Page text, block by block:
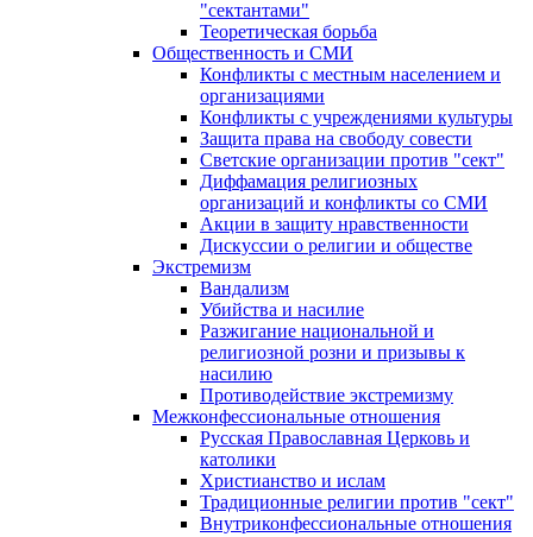
"сектантами"
Теоретическая борьба
Общественность и СМИ
Конфликты с местным населением и
организациями
Конфликты с учреждениями культуры
Защита права на свободу совести
Светские организации против "сект"
Диффамация религиозных
организаций и конфликты со СМИ
Акции в защиту нравственности
Дискуссии о религии и обществе
Экстремизм
Вандализм
Убийства и насилие
Разжигание национальной и
религиозной розни и призывы к
насилию
Противодействие экстремизму
Межконфессиональные отношения
Русская Православная Церковь и
католики
Христианство и ислам
Традиционные религии против "сект"
Внутриконфессиональные отношения